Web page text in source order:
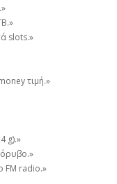
slots.»
τιμή.»
g).»
FM radio.»